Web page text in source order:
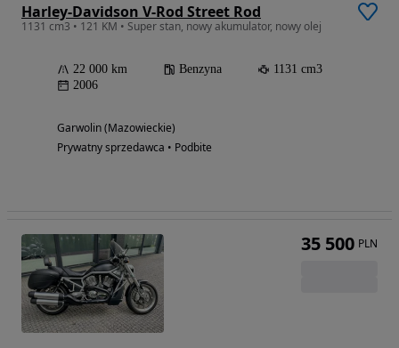
Harley-Davidson V-Rod Street Rod
1131 cm3 • 121 KM • Super stan, nowy akumulator, nowy olej
22 000 km Benzyna
1131 cm3
2006
Garwolin (Mazowieckie)
Prywatny sprzedawca • Podbite
35 500 PLN